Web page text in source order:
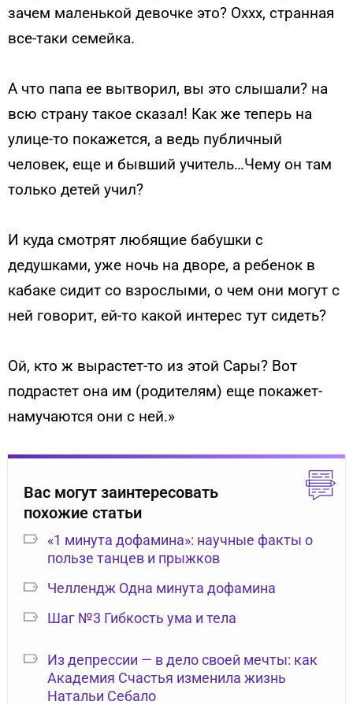
зачем маленькой девочке это? Оххх, странная
все-таки семейка.
А что папа ее вытворил, вы это слышали? на
всю страну такое сказал! Как же теперь на
улице-то покажется, а ведь публичный
человек, еще и бывший учитель…Чему он там
только детей учил?
И куда смотрят любящие бабушки с
дедушками, уже ночь на дворе, а ребенок в
кабаке сидит со взрослыми, о чем они могут с
ней говорит, ей-то какой интерес тут сидеть?
Ой, кто ж вырастет-то из этой Сары? Вот
подрастет она им (родителям) еще покажет-
намучаются они с ней.»
Вас могут заинтересовать
похожие статьи
«1 минута дофамина»: научные факты о
пользе танцев и прыжков
Челлендж Одна минута дофамина
Шаг №3 Гибкость ума и тела
Из депрессии — в дело своей мечты: как
Академия Счастья изменила жизнь
Натальи Себало